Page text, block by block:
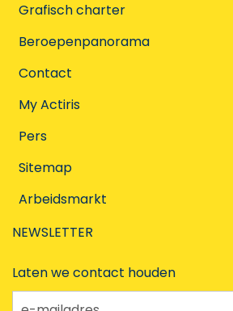
Grafisch charter
Beroepenpanorama
Contact
My Actiris
Pers
Sitemap
Arbeidsmarkt
NEWSLETTER
Laten we contact houden
e-mailadres